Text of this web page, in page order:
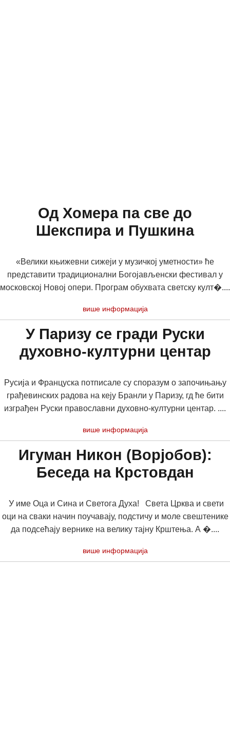
Од Хомера па све до
Шекспира и Пушкина
«Велики књижевни сижеји у музичкој уметности» ће
представити традиционални Богојављенски фестивал у
московској Новој опери. Програм обухвата светску култ�....
више информација
У Паризу се гради Руски
духовно-културни центар
Русија и Француска потписале су споразум о започињању
грађевинских радова на кеју Бранли у Паризу, гд ће бити
изграђен Руски православни духовно-културни центар. ....
више информација
Игуман Никон (Ворјобов):
Беседа на Крстовдан
У име Оца и Сина и Светога Духа! Света Црква и свети
оци на сваки начин поучавају, подстичу и моле свештенике
да подсећају вернике на велику тајну Крштења. А �....
више информација